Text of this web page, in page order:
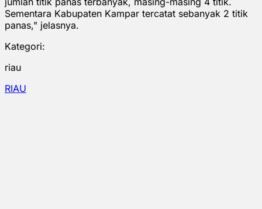
Sementara Kabupaten Kampar tercatat sebanyak 2 titik
panas," jelasnya.
Kategori:
riau
RIAU